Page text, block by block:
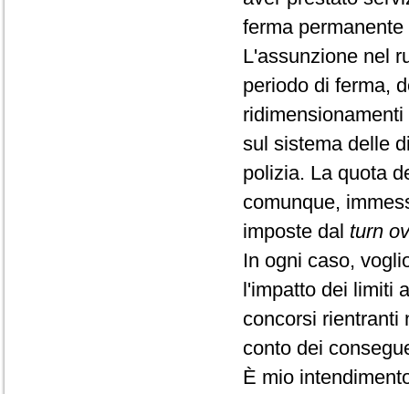
ferma
L'assunzione nel
periodo di ferma,
sul sistema delle
polizia. La quota
comunque,
imposte dal turn
In ogni caso,
l'impatto dei limiti
concorsi rientranti
conto dei
È mio